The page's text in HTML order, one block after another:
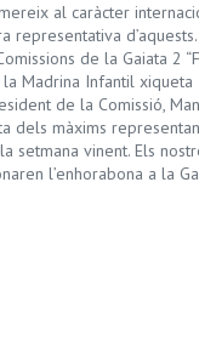
al caràcter
de la Gaiata 2
Madrina Infantil
de la Comissió,
dels màxims
setmana vinent. Els
l’enhorabona a la